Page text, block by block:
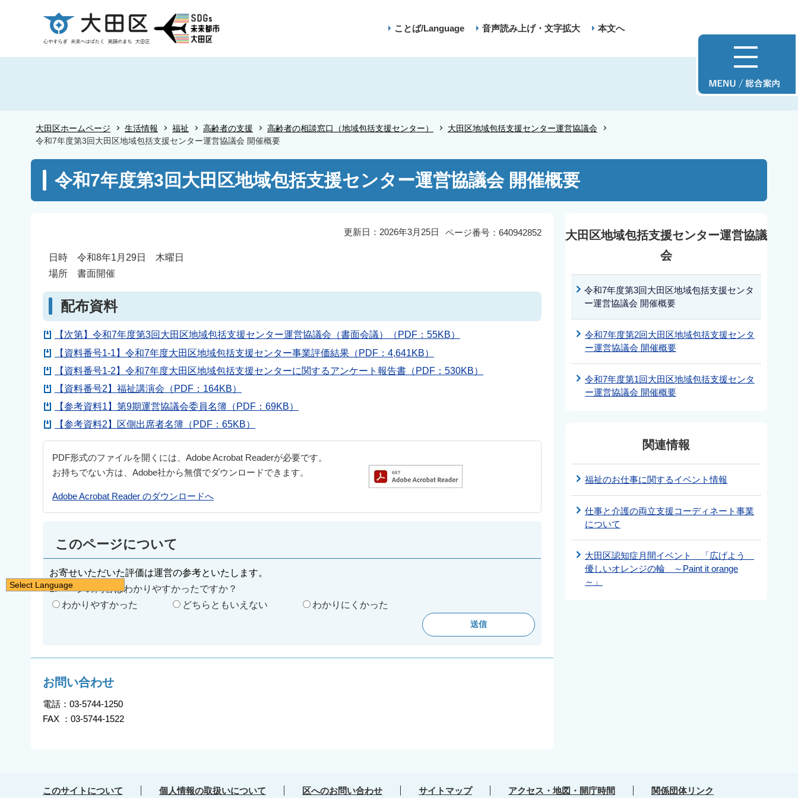
ー
ことば/Language 音声読み上げ・文字拡大 本文へ
大田区ホームページ 生活情報 福祉 高齢者の支援 高齢者の相談窓口（地域包括支援センター）
大田区地域包括支援センター運営協議会
令和7年度第3回大田区地域包括支援センター運営協議会 開催概要
こ
令和7年度第3回大田区地域包括支援センター運営協議会 開催概要
ページ番号：640942852
更新日：2026年3月25日
日時 令和8年1月29日 木曜日
場所 書面開催
配布資料
【次第】令和7年度第3回大田区地域包括支援センター運営協議会（書面会議）（PDF：55KB）
【資料番号1-1】令和7年度大田区地域包括支援センター事業評価結果（PDF：4,641KB）
【資料番号1-2】令和7年度大田区地域包括支援センターに関するアンケート報告書（PDF：530KB）
【資料番号2】福祉講演会（PDF：164KB）
【参考資料1】第9期運営協議会委員名簿（PDF：69KB）
【参考資料2】区側出席者名簿（PDF：65KB）
PDF形式のファイルを開くには、Adobe Acrobat Readerが必要です。
お持ちでない方は、Adobe社から無償でダウンロードできます。
Adobe Acrobat Reader のダウンロードへ
このページについて
お寄せいただいた評価は運営の参考といたします。
1.ページの内容はわかりやすかったですか？
わかりやすかった
どちらともいえない わかりにくかった
お問い合わせ
電話：03-5744-1250
FAX ：03-5744-1522
大田区地域包括支援センター運営協議
会
令和7年度第3回大田区地域包括支援センタ
ー運営協議会 開催概要
令和7年度第2回大田区地域包括支援センタ
ー運営協議会 開催概要
令和7年度第1回大田区地域包括支援センタ
ー運営協議会 開催概要
関連情報
福祉のお仕事に関するイベント情報
仕事と介護の両立支援コーディネート事業
について
大田区認知症月間イベント 「広げよう
優しいオレンジの輪 ～Paint it orange
～」
このサイトについて 個人情報の取扱いについて 区へのお問い合わせ サイトマップ アクセス・地図・開庁時間 関係団体リンク
Select Language
繁體中文